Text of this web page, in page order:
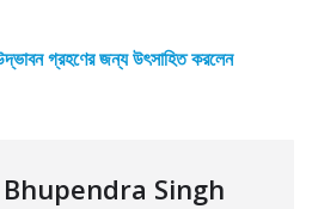
গ্রহণের জন্য উৎসাহিত করলেন
Bhupendra Singh